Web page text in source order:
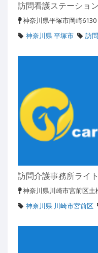
訪問看護ステーショ
神奈川県平塚市岡崎
神奈川県 平塚市
訪
訪問介護事務所ライ
神奈川県川崎市宮前区
神奈川県 川崎市宮前区